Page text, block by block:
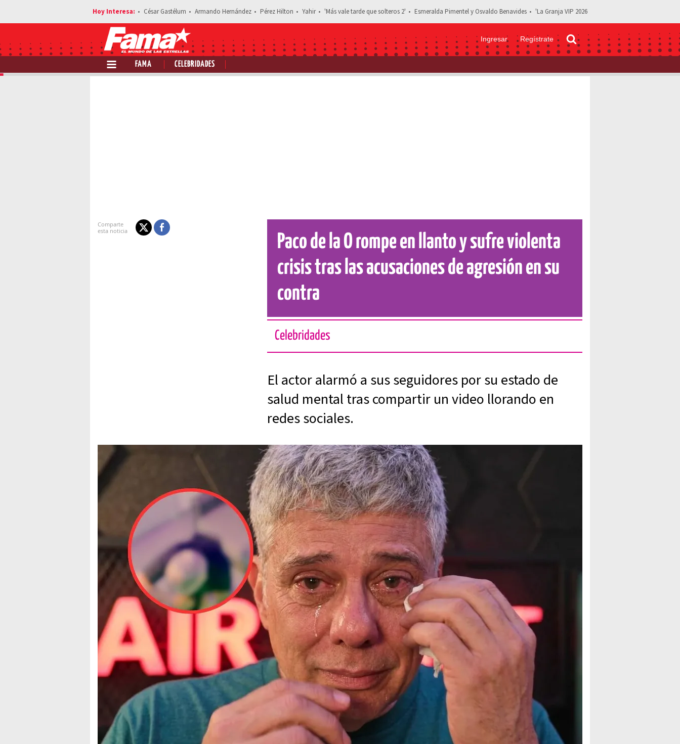
César Gastélum Armando Hernández Pérez Hilton Yahir 'Más vale tarde que solteros 2' Esmeralda Pimentel y Osvaldo Benavides 'La Granja VIP 2026
Ingresar Regístrate
FAMA CELEBRIDADES
Estás leyendo: Paco de la O rompe en llanto y sufre violenta crisis tras las acusaciones de agresión en su contra
Paco de la O rompe en llanto y sufre violenta
crisis tras las acusaciones de agresión en su
contra
Celebridades
El actor alarmó a sus seguidores por su estado de
salud mental tras compartir un video llorando en
redes sociales.